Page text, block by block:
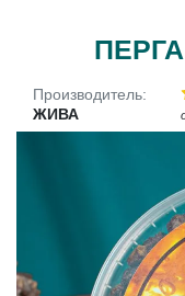
Производитель:
ЖИВА